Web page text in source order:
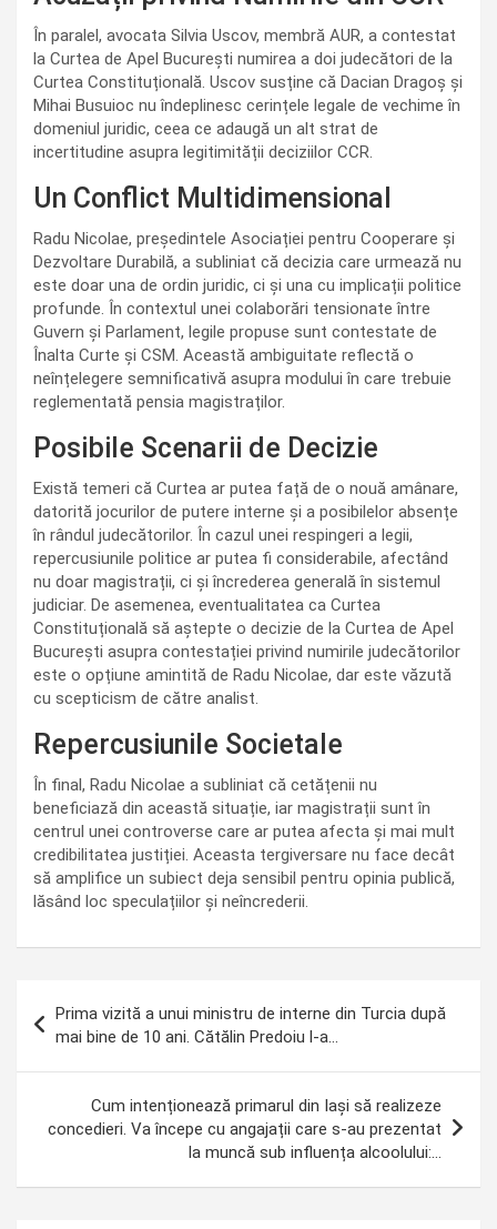
În paralel, avocata Silvia Uscov, membră AUR, a contestat
la Curtea de Apel București numirea a doi judecători de la
Curtea Constituțională. Uscov susține că Dacian Dragoș și
Mihai Busuioc nu îndeplinesc cerințele legale de vechime în
domeniul juridic, ceea ce adaugă un alt strat de
incertitudine asupra legitimității deciziilor CCR.
Un Conflict Multidimensional
Radu Nicolae, președintele Asociației pentru Cooperare și
Dezvoltare Durabilă, a subliniat că decizia care urmează nu
este doar una de ordin juridic, ci și una cu implicații politice
profunde. În contextul unei colaborări tensionate între
Guvern și Parlament, legile propuse sunt contestate de
Înalta Curte și CSM. Această ambiguitate reflectă o
neînțelegere semnificativă asupra modului în care trebuie
reglementată pensia magistraților.
Posibile Scenarii de Decizie
Există temeri că Curtea ar putea față de o nouă amânare,
datorită jocurilor de putere interne și a posibilelor absențe
în rândul judecătorilor. În cazul unei respingeri a legii,
repercusiunile politice ar putea fi considerabile, afectând
nu doar magistrații, ci și încrederea generală în sistemul
judiciar. De asemenea, eventualitatea ca Curtea
Constituțională să aștepte o decizie de la Curtea de Apel
București asupra contestației privind numirile judecătorilor
este o opțiune amintită de Radu Nicolae, dar este văzută
cu scepticism de către analist.
Repercusiunile Societale
În final, Radu Nicolae a subliniat că cetățenii nu
beneficiază din această situație, iar magistrații sunt în
centrul unei controverse care ar putea afecta și mai mult
credibilitatea justiției. Aceasta tergiversare nu face decât
să amplifice un subiect deja sensibil pentru opinia publică,
lăsând loc speculațiilor și neîncrederii.
în
articole
Prima vizită a unui ministru de interne din Turcia după
mai bine de 10 ani. Cătălin Predoiu l-a…
Cum intenționează primarul din Iași să realizeze
concedieri. Va începe cu angajații care s-au prezentat
la muncă sub influența alcoolului:…